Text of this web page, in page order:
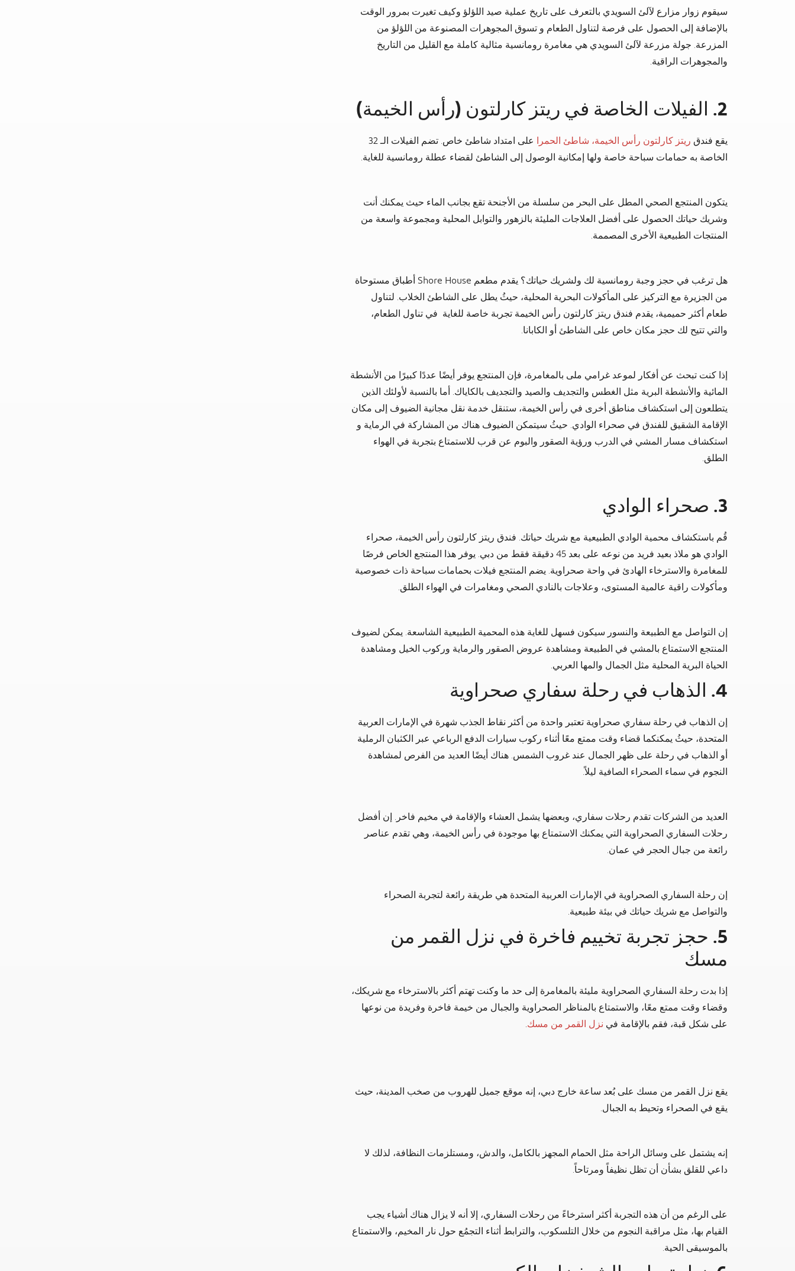
سيقوم زوار مزارع لآلئ السويدي بالتعرف على تاريخ عملية صيد اللؤلؤ وكيف تغيرت بمرور الوقت
بالإضافة إلى الحصول على فرصة لتناول الطعام و تسوق المجوهرات المصنوعة من اللؤلؤ من
المزرعة. جولة مزرعة لآلئ السويدي هي مغامرة رومانسية مثالية كاملة مع القليل من التاريخ
والمجوهرات الراقية.
2. الفيلات الخاصة في ريتز كارلتون (رأس الخيمة)
يقع فندقريتز كارلتون رأس الخيمة، شاطئ الحمرا
على امتداد شاطئ خاص. تضم الفيلات الـ 32
الخاصة به حمامات سباحة خاصة ولها إمكانية الوصول إلى الشاطئ لقضاء عطلة رومانسية للغاية.
يتكون المنتجع الصحي المطل على البحر من سلسلة من الأجنحة تقع بجانب الماء حيث يمكنك أنت
وشريك حياتك الحصول على أفضل العلاجات المليئة بالزهور والتوابل المحلية ومجموعة واسعة من
المنتجات الطبيعية الأخرى المصممة.
هل ترغب في حجز وجبة رومانسية لك ولشريك حياتك؟ يقدم مطعم Shore House أطباق مستوحاة
من الجزيرة مع التركيز على المأكولات البحرية المحلية، حيثُ يطل على الشاطئ الخلاب. لتناول
طعام أكثر حميمية، يقدم فندق ريتز كارلتون رأس الخيمة تجربة خاصة للغاية في تناول الطعام،
والتي تتيح لك حجز مكان خاص على الشاطئ أو الكابانا.
إذا كنت تبحث عن أفكار لموعد غرامي ملى بالمغامرة، فإن المنتجع يوفر أيضًا عددًا كبيرًا من الأنشطة
المائية والأنشطة البرية مثل الغطس والتجديف والصيد والتجديف بالكاياك. أما بالنسبة لأولئك الذين
يتطلعون إلى استكشاف مناطق أخرى في رأس الخيمة، ستنقل خدمة نقل مجانية الضيوف إلى مكان
الإقامة الشقيق للفندق في صحراء الوادي. حيثُ سيتمكن الضيوف هناك من المشاركة في الرماية و
استكشاف مسار المشي في الدرب ورؤية الصقور والبوم عن قرب للاستمتاع بتجربة في الهواء
الطلق.
3. صحراء الوادي
قُم باستكشاف محمية الوادي الطبيعية مع شريك حياتك. فندق ريتز كارلتون رأس الخيمة، صحراء
الوادي هو ملاذ بعيد فريد من نوعه على بعد 45 دقيقة فقط من دبي. يوفر هذا المنتجع الخاص فرصًا
للمغامرة والاسترخاء الهادئ في واحة صحراوية. يضم المنتجع فيلات بحمامات سباحة ذات خصوصية
ومأكولات راقية عالمية المستوى، وعلاجات بالنادي الصحي ومغامرات في الهواء الطلق.
إن التواصل مع الطبيعة والنسور سيكون فسهل للغاية هذه المحمية الطبيعية الشاسعة. يمكن لضيوف
المنتجع الاستمتاع بالمشي في الطبيعة ومشاهدة عروض الصقور والرماية وركوب الخيل ومشاهدة
الحياة البرية المحلية مثل الجمال والمها العربي.
4. الذهاب في رحلة سفاري صحراوية
إن الذهاب في رحلة سفاري صحراوية تعتبر واحدة من أكثر نقاط الجذب شهرة في الإمارات العربية
المتحدة، حيثُ يمكنكما قضاء وقت ممتع معًا أثناء ركوب سيارات الدفع الرباعي عبر الكثبان الرملية
أو الذهاب في رحلة على ظهر الجمال عند غروب الشمس. هناك أيضًا العديد من الفرص لمشاهدة
النجوم في سماء الصحراء الصافية ليلاً.
العديد من الشركات تقدم رحلات سفاري، وبعضها يشمل العشاء والإقامة في مخيم فاخر. إن أفضل
رحلات السفاري الصحراوية التي يمكنك الاستمتاع بها موجودة في رأس الخيمة، وهي تقدم عناصر
رائعة من جبال الحجر في عمان.
إن رحلة السفاري الصحراوية في الإمارات العربية المتحدة هي طريقة رائعة لتجربة الصحراء
والتواصل مع شريك حياتك في بيئة طبيعية.
5. حجز تجربة تخييم فاخرة في نزل القمر من
مسك
إذا بدت رحلة السفاري الصحراوية مليئة بالمغامرة إلى حد ما وكنت تهتم أكثر بالاسترخاء مع شريكك،
وقضاء وقت ممتع معًا، والاستمتاع بالمناظر الصحراوية والجبال من خيمة فاخرة وفريدة من نوعها
على شكل قبة، فقم بالإقامة فينزل القمر من مسك.
يقع نزل القمر من مسك على بُعد ساعة خارج دبي، إنه موقع جميل للهروب من صخب المدينة، حيث
يقع في الصحراء وتحيط به الجبال.
إنه يشتمل على وسائل الراحة مثل الحمام المجهز بالكامل، والدش، ومستلزمات النظافة، لذلك لا
داعي للقلق بشأن أن تظل نظيفاً ومرتاحاً.
على الرغم من أن هذه التجربة أكثر استرخاءً من رحلات السفاري، إلا أنه لا يزال هناك أشياء يجب
القيام بها، مثل مراقبة النجوم من خلال التلسكوب، والترابط أثناء التجمُع حول نار المخيم، والاستمتاع
بالموسيقى الحية.